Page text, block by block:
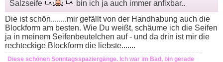
Salzseife
bin ich ja auch immer anfixbar..
Die ist schön........mir gefällt von der Handhabung auch die
Blockform am besten. Wie Du weißt, schäume ich die Seifen
ja in meinem Seifenbeutelchen auf - und da drin ist mir die
rechteckige Blockform die liebste.......
Diese schönen Sonntagsspaziergänge. Ich war im Bad, bin gerade